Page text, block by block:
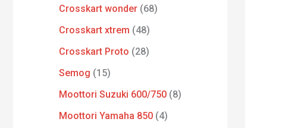
Crosskart wonder 68
Crosskart xtrem 48
Crosskart Proto 28
Semog 15
Moottori Suzuki 600/750 8
Moottori Yamaha 850 4